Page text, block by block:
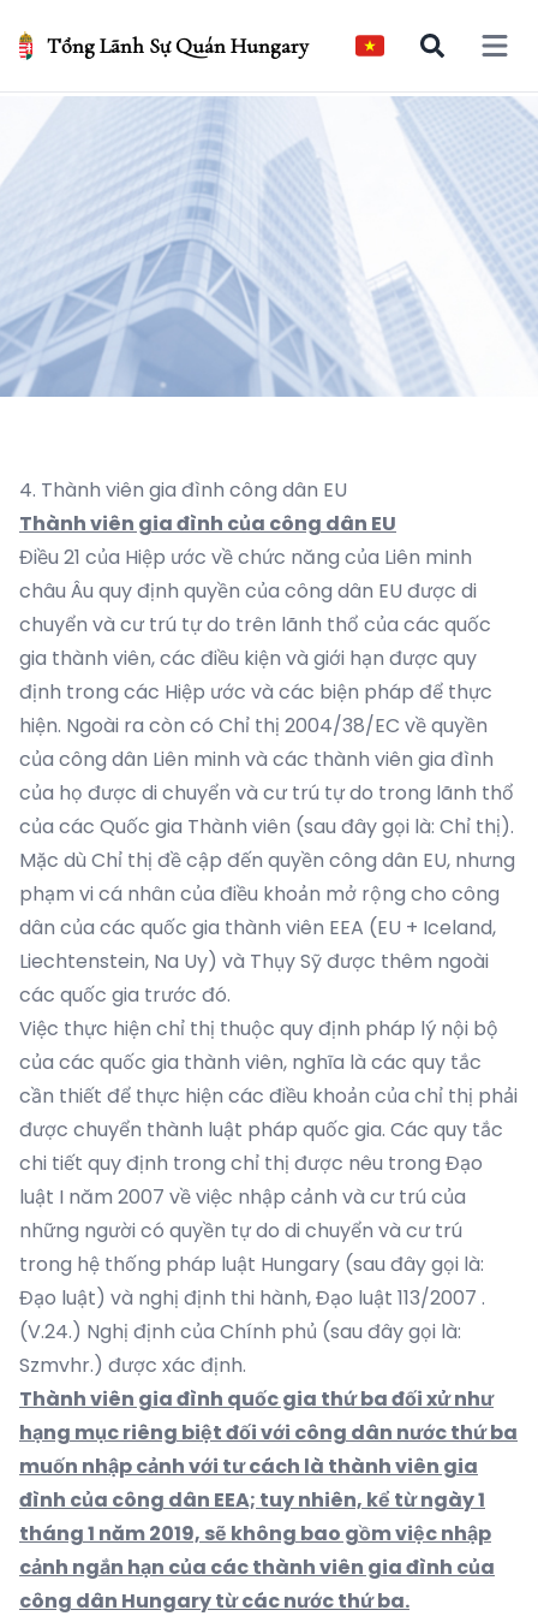
Tổng Lãnh Sự Quán Hungary Open
4. Thành viên gia đình công dân EU
Thành viên gia đình của công dân EU
Điều 21 của Hiệp ước về chức năng của Liên minh
châu Âu quy định quyền của công dân EU được di
chuyển và cư trú tự do trên lãnh thổ của các quốc
gia thành viên, các điều kiện và giới hạn được quy
định trong các Hiệp ước và các biện pháp để thực
hiện. Ngoài ra còn có Chỉ thị 2004/38/EC về quyền
của công dân Liên minh và các thành viên gia đình
của họ được di chuyển và cư trú tự do trong lãnh thổ
của các Quốc gia Thành viên (sau đây gọi là: Chỉ thị).
Mặc dù Chỉ thị đề cập đến quyền công dân EU, nhưng
phạm vi cá nhân của điều khoản mở rộng cho công
dân của các quốc gia thành viên EEA (EU + Iceland,
Liechtenstein, Na Uy) và Thụy Sỹ được thêm ngoài
các quốc gia trước đó.
Việc thực hiện chỉ thị thuộc quy định pháp lý nội bộ
của các quốc gia thành viên, nghĩa là các quy tắc
cần thiết để thực hiện các điều khoản của chỉ thị phải
được chuyển thành luật pháp quốc gia. Các quy tắc
chi tiết quy định trong chỉ thị được nêu trong Đạo
luật I năm 2007 về việc nhập cảnh và cư trú của
những người có quyền tự do di chuyển và cư trú
trong hệ thống pháp luật Hungary (sau đây gọi là:
Đạo luật) và nghị định thi hành, Đạo luật 113/2007 .
(V.24.) Nghị định của Chính phủ (sau đây gọi là:
Szmvhr.) được xác định.
Thành viên gia đình quốc gia thứ ba đối xử như
hạng mục riêng biệt đối với công dân nước thứ ba
muốn nhập cảnh với tư cách là thành viên gia
đình của công dân EEA; tuy nhiên, kể từ ngày 1
tháng 1 năm 2019, sẽ không bao gồm việc nhập
cảnh ngắn hạn của các thành viên gia đình của
công dân Hungary từ các nước thứ ba.